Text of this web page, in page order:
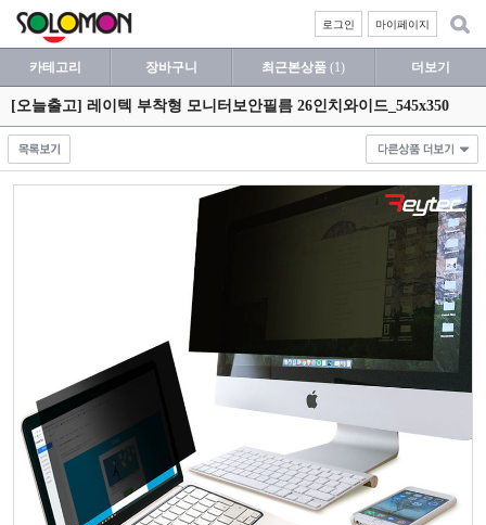
마이페이지
로그인
카테고리 장바구니 최근본상품 (1) 더보기
[오늘출고] 레이텍 부착형 모니터보안필름 26인치와이드_545x350